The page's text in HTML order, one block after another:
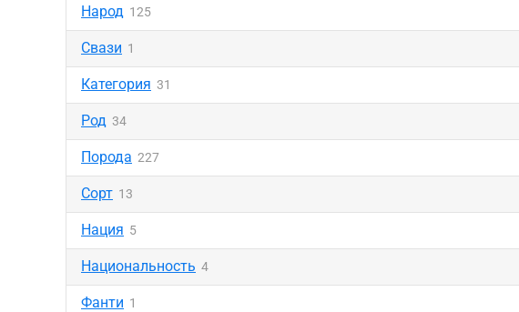
Народ 125
Свази 1
Категория 31
Род 34
Порода 227
Сорт 13
Нация 5
Национальность 4
Фанти 1